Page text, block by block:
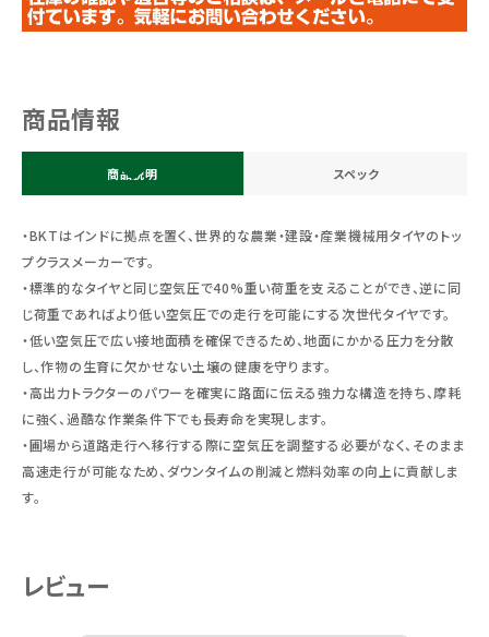
商品情報
商品説明 スペック
・BKTはインドに拠点を置く、世界的な農業・建設・産業機械用タイヤのトッ
プクラスメーカーです。
・標準的なタイヤと同じ空気圧で40%重い荷重を支えることができ、逆に同
じ荷重であればより低い空気圧での走行を可能にする次世代タイヤです。
・低い空気圧で広い接地面積を確保できるため、地面にかかる圧力を分散
し、作物の生育に欠かせない土壌の健康を守ります。
・高出力トラクターのパワーを確実に路面に伝える強力な構造を持ち、摩耗
に強く、過酷な作業条件下でも長寿命を実現します。
・圃場から道路走行へ移行する際に空気圧を調整する必要がなく、そのまま
高速走行が可能なため、ダウンタイムの削減と燃料効率の向上に貢献しま
す。
レビュー